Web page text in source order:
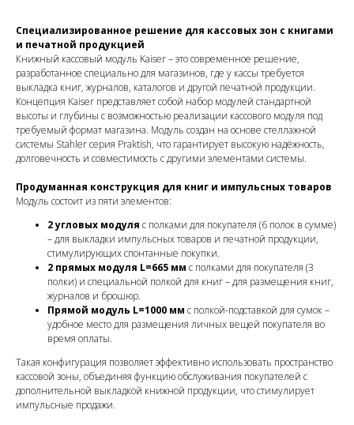
Специализированное решение для кассовых зон с книгами
и печатной продукцией
Книжный кассовый модуль Kaiser – это современное решение,
разработанное специально для магазинов, где у кассы требуется
выкладка книг, журналов, каталогов и другой печатной продукции.
Концепция Kaiser представляет собой набор модулей стандартной
высоты и глубины с возможностью реализации кассового модуля под
требуемый формат магазина. Модуль создан на основе стеллажной
системы Stahler серия Praktish, что гарантирует высокую надёжность,
долговечность и совместимость с другими элементами системы.
Продуманная конструкция для книг и импульсных товаров
Модуль состоит из пяти элементов:
2 угловых модуля с полками для покупателя (6 полок в сумме)
– для выкладки импульсных товаров и печатной продукции,
стимулирующих спонтанные покупки.
2 прямых модуля L=665 мм с полками для покупателя (3
полки) и специальной полкой для книг – для размещения книг,
журналов и брошюр.
Прямой модуль L=1000 мм с полкой-подставкой для сумок –
удобное место для размещения личных вещей покупателя во
время оплаты.
Такая конфигурация позволяет эффективно использовать пространство
кассовой зоны, объединяя функцию обслуживания покупателей с
дополнительной выкладкой книжной продукции, что стимулирует
импульсные продажи.